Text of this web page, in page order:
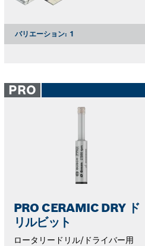
バリエーション: 1
PRO
PRO CERAMIC DRY ド
リルビット
ロータリードリル/ドライバー用